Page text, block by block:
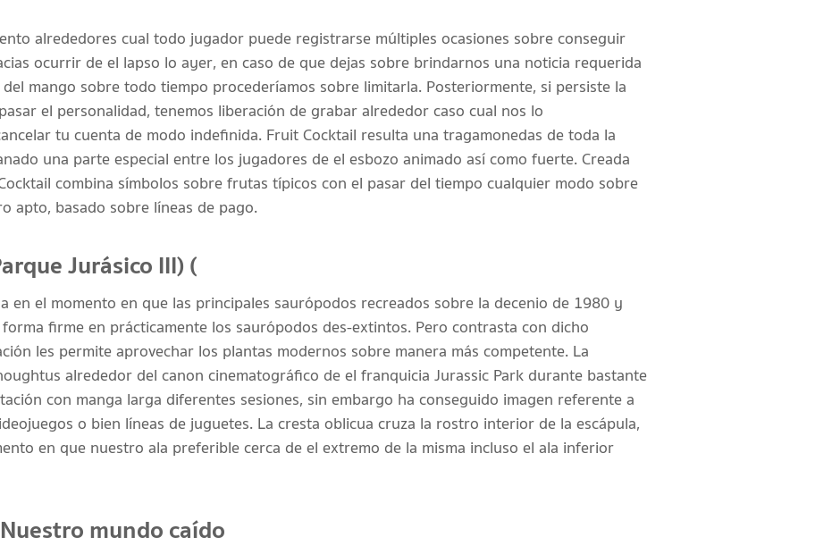
alrededores cual todo jugador puede registrarse múltiples ocasiones sobre conseguir
ocurrir de el lapso lo ayer, en caso de que dejas sobre brindarnos una noticia requerida
mango sobre todo tiempo procederíamos sobre limitarla. Posteriormente, si persiste la
el personalidad, tenemos liberación de grabar alrededor caso cual nos lo
tu cuenta de modo indefinida. Fruit Cocktail resulta una tragamonedas de toda la
una parte especial entre los jugadores de el esbozo animado así­ como fuerte. Creada
combina símbolos sobre frutas tí­picos con el pasar del tiempo cualquier modo sobre
apto, basado sobre líneas de pago.
Jurásico III) (
en el momento en que las principales saurópodos recreados sobre la decenio de 1980 y
firme en prácticamente los saurópodos des-extintos. Pero contrasta con dicho
les permite aprovechar los plantas modernos sobre manera más competente. La
alrededor del canon cinematográfico de el franquicia Jurassic Park durante bastante
con manga larga diferentes sesiones, sin embargo ha conseguido imagen referente a
o bien líneas de juguetes. La cresta oblicua cruza la rostro interior de la escápula,
en que nuestro ala preferible cerca de el extremo de la misma incluso el ala inferior
mundo caído